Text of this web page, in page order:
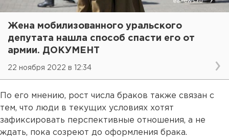
Жена мобилизованного уральского
депутата нашла способ спасти его от
армии. ДОКУМЕНТ
22 ноября 2022 в 12:34
По его мнению, рост числа браков также связан с
тем, что люди в текущих условиях хотят
зафиксировать перспективные отношения, а не
ждать, пока созреют до оформления брака.